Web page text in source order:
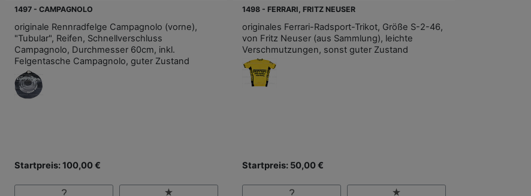
1497 - CAMPAGNOLO
originale Rennradfelge Campagnolo (vorne),
"Tubular", Reifen, Schnellverschluss
Campagnolo, Durchmesser 60cm, inkl.
Felgentasche Campagnolo, guter Zustand
Startpreis: 100,00 €
1498 - FERRARI, FRITZ NEUSER
originales Ferrari-Radsport-Trikot, Größe S-2-46,
von Fritz Neuser (aus Sammlung), leichte
Verschmutzungen, sonst guter Zustand
Startpreis: 50,00 €